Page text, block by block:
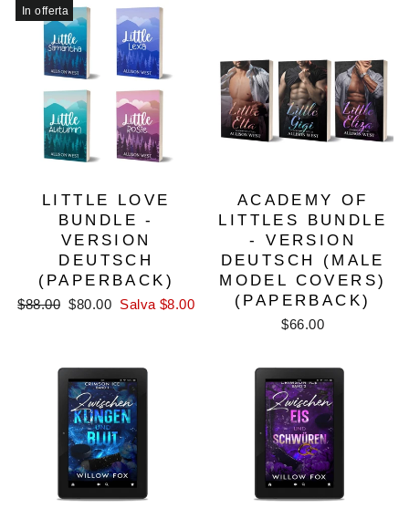
In offerta
LITTLE LOVE
BUNDLE -
VERSION
DEUTSCH
(PAPERBACK)
Prezzo
$88.00 Prezzo
$80.00 Salva $8.00
ACADEMY OF
LITTLES BUNDLE
- VERSION
DEUTSCH (MALE
MODEL COVERS)
(PAPERBACK)
$66.00